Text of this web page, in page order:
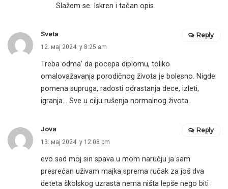
Slažem se. Iskren i tačan opis.
Sveta
12. мај 2024. у 8:25 am
Treba odma’ da pocepa diplomu, toliko
omalovažavanja porodičnog života je bolesno. Nigde
pomena supruga, radosti odrastanja dece, izleti,
igranja… Sve u cilju rušenja normalnog života.
Reply
Jova
13. мај 2024. у 12:08 pm
evo sad moj sin spava u mom naručju ja sam
presrećan uživam majka sprema ručak za još dva
deteta školskog uzrasta nema ništa lepše nego biti
Reply